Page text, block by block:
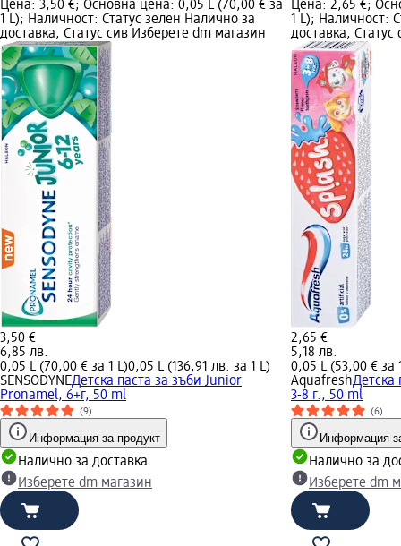
Цена: 3,50 €; Основна цена: 0,05 L (70,00 € за
1 L); Наличност: Статус зелен Налично за
доставка, Статус сив Изберете dm магазин
3,50 €
6,85 лв.
0,05 L (70,00 € за 1 L)0,05 L (136,91 лв. за 1 L)
SENSODYNEДетска паста за зъби Junior
Pronamel, 6+г, 50 ml
(9)
Информация за продукт
Налично за доставка
Изберете dm магазин
Цена: 2,65 €;
1 L); Наличност:
доставка,
2,65 €
5,18 лв.
0,05 L (53,00 € за
AquafreshДетска
3-8 г., 50 ml
(6)
Информация
Налично за
Изберете dm